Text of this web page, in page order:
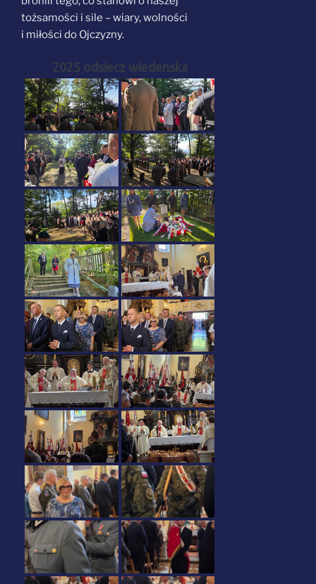
tożsamości i sile – wiary, wolności
i miłości do Ojczyzny.
2025 odsiecz wiedenska